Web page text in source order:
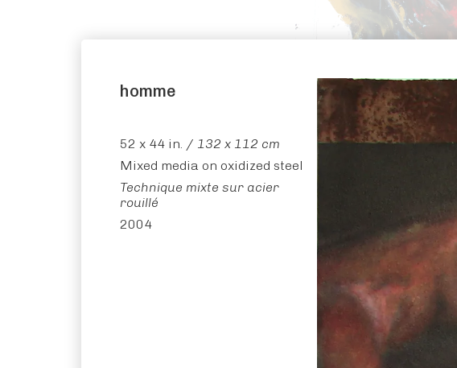
homme
52 x 44 in. / 132 x 112 cm
Mixed media on oxidized steel
Technique mixte sur acier
rouillé
2004